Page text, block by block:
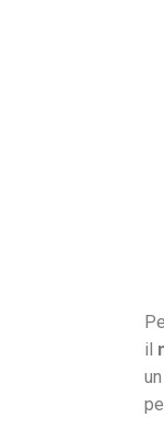
il